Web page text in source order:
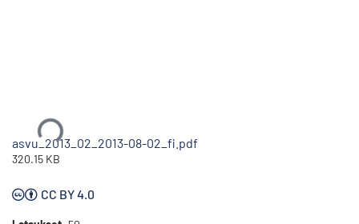
Ladataan...
asvu_2013_02_2013-08-02_fi.pdf
320.15 KB
CC BY 4.0